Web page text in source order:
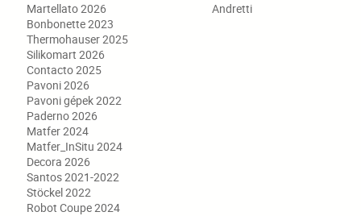
Martellato 2026
Bonbonette 2023
Thermohauser 2025
Silikomart 2026
Contacto 2025
Pavoni 2026
Pavoni gépek 2022
Paderno 2026
Matfer 2024
Matfer_InSitu 2024
Decora 2026
Santos 2021-2022
Stöckel 2022
Robot Coupe 2024
Andretti